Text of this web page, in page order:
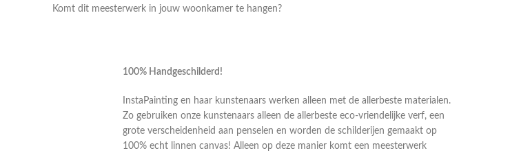
Komt dit meesterwerk in jouw woonkamer te hangen?
100% Handgeschilderd!
InstaPainting en haar kunstenaars werken alleen met de allerbeste materialen.
Zo gebruiken onze kunstenaars alleen de allerbeste eco-vriendelijke verf, een
grote verscheidenheid aan penselen en worden de schilderijen gemaakt op
100% echt linnen canvas! Alleen op deze manier komt een meesterwerk